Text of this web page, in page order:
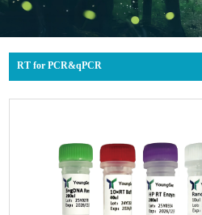
RT for PCR&qPCR